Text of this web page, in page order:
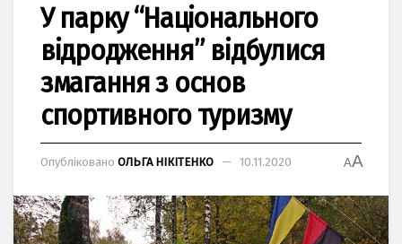
У парку “Національного
відродження” відбулися
змагання з основ
спортивного туризму
Опубліковано ОЛЬГА НІКІТЕНКО 10.11.2020 AA